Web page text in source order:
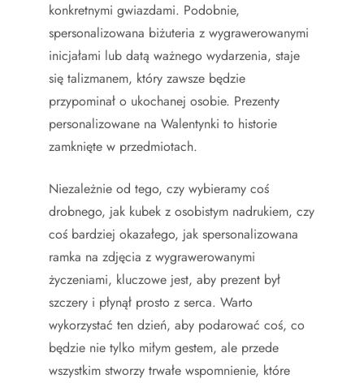
konkretnymi gwiazdami. Podobnie,
spersonalizowana biżuteria z wygrawerowanymi
inicjałami lub datą ważnego wydarzenia, staje
się talizmanem, który zawsze będzie
przypominał o ukochanej osobie. Prezenty
personalizowane na Walentynki to historie
zamknięte w przedmiotach.
Niezależnie od tego, czy wybieramy coś
drobnego, jak kubek z osobistym nadrukiem, czy
coś bardziej okazałego, jak spersonalizowana
ramka na zdjęcia z wygrawerowanymi
życzeniami, kluczowe jest, aby prezent był
szczery i płynął prosto z serca. Warto
wykorzystać ten dzień, aby podarować coś, co
będzie nie tylko miłym gestem, ale przede
wszystkim stworzy trwałe wspomnienie, które